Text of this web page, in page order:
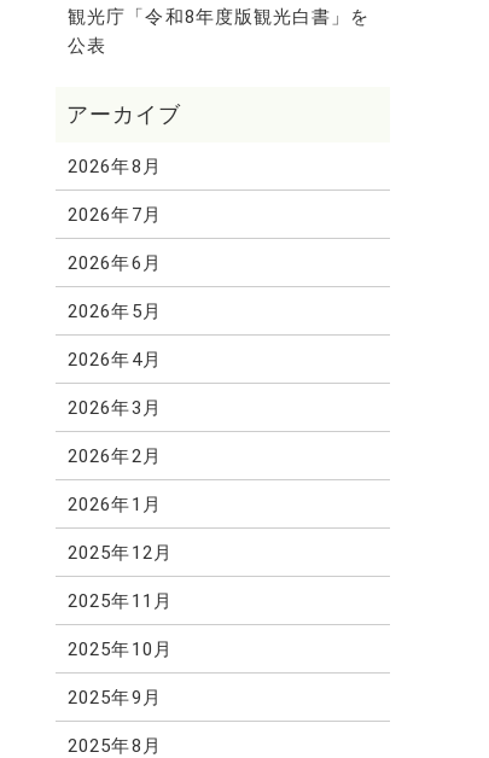
観光庁「令和8年度版観光白書」を
公表
2026年8月
2026年7月
2026年6月
2026年5月
2026年4月
2026年3月
2026年2月
2026年1月
2025年12月
2025年11月
2025年10月
2025年9月
2025年8月